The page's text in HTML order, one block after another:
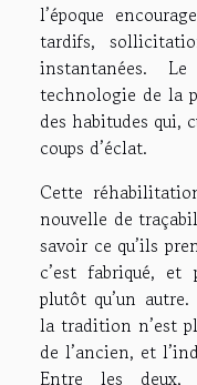
l’époque
tardifs,
instantanées.
technologie de la
des habitudes qui,
coups d’éclat.
Cette
nouvelle de
savoir ce qu’ils
c’est fabriqué,
plutôt qu’un
la tradition n’est
de l’ancien, et
Entre les deux,